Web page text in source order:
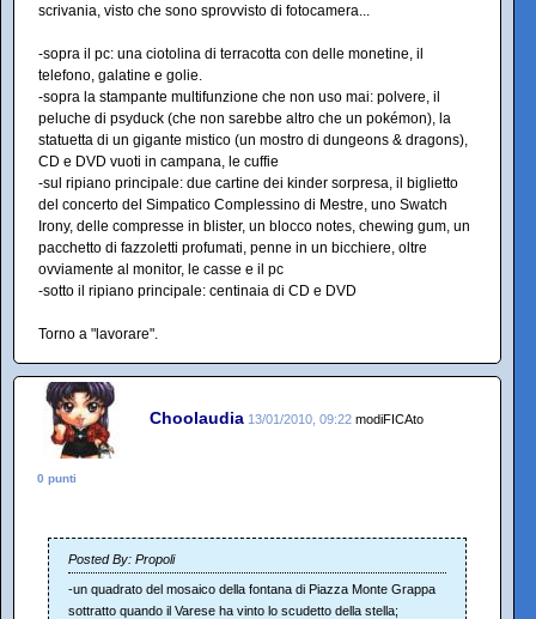
scrivania, visto che sono sprovvisto di fotocamera...
-sopra il pc: una ciotolina di terracotta con delle monetine, il
telefono, galatine e golie.
-sopra la stampante multifunzione che non uso mai: polvere, il
peluche di psyduck (che non sarebbe altro che un pokémon), la
statuetta di un gigante mistico (un mostro di dungeons & dragons),
CD e DVD vuoti in campana, le cuffie
-sul ripiano principale: due cartine dei kinder sorpresa, il biglietto
del concerto del Simpatico Complessino di Mestre, uno Swatch
Irony, delle compresse in blister, un blocco notes, chewing gum, un
pacchetto di fazzoletti profumati, penne in un bicchiere, oltre
ovviamente al monitor, le casse e il pc
-sotto il ripiano principale: centinaia di CD e DVD
Torno a "lavorare".
Choolaudia 13/01/2010, 09:22 modiFICAto
0 punti
Posted By: Propoli
-un quadrato del mosaico della fontana di Piazza Monte Grappa
sottratto quando il Varese ha vinto lo scudetto della stella;